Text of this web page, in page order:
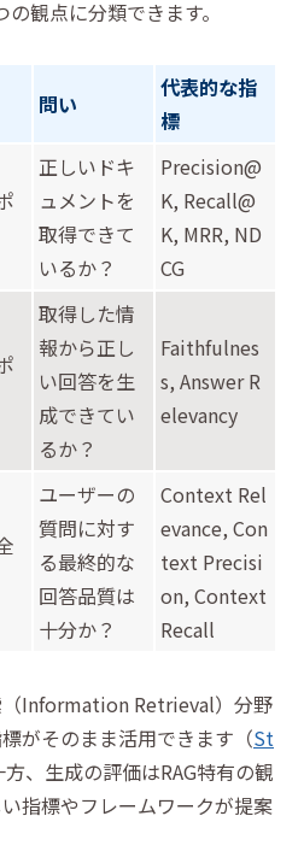
観点に分類できます。
問い
代表的な指
標
正しいドキ
ュメントを
取得できて
いるか？
Precision@
K, Recall@
K, MRR, ND
CG
取得した情
報から正し
い回答を生
成できてい
るか？
Faithfulnes
s, Answer R
elevancy
ユーザーの
質問に対す
る最終的な
回答品質は
十分か？
Context Rel
evance, Con
text Precisi
on, Context
Recall
Information Retrieval）分野
がそのまま活用できます（St
、生成の評価はRAG特有の観
指標やフレームワークが提案